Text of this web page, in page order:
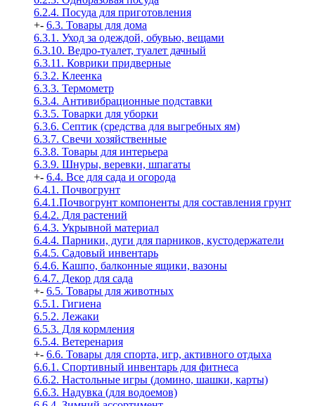
6.2.4. Посуда для приготовления
+- 6.3. Товары для дома
6.3.1. Уход за одеждой, обувью, вещами
6.3.10. Ведро-туалет, туалет дачный
6.3.11. Коврики придверные
6.3.2. Клеенка
6.3.3. Термометр
6.3.4. Антивибрационные подставки
6.3.5. Товарки для уборки
6.3.6. Септик (средства для выгребных ям)
6.3.7. Свечи хозяйственные
6.3.8. Товары для интерьера
6.3.9. Шнуры, веревки, шпагаты
+- 6.4. Все для сада и огорода
6.4.1. Почвогрунт
6.4.1.Почвогрунт компоненты для составления грунт
6.4.2. Для растений
6.4.3. Укрывной материал
6.4.4. Парники, дуги для парников, кустодержатели
6.4.5. Садовый инвентарь
6.4.6. Кашпо, балконные ящики, вазоны
6.4.7. Декор для сада
+- 6.5. Товары для животных
6.5.1. Гигиена
6.5.2. Лежаки
6.5.3. Для кормления
6.5.4. Ветеренария
+- 6.6. Товары для спорта, игр, активного отдыха
6.6.1. Спортивный инвентарь для фитнеса
6.6.2. Настольные игры (домино, шашки, карты)
6.6.3. Надувка (для водоемов)